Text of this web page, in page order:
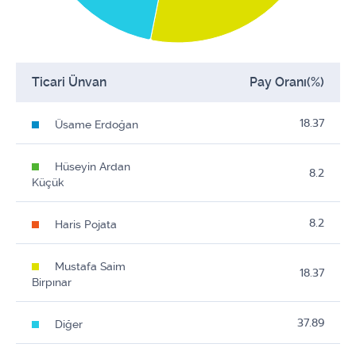
Ticari Ünvan Pay Oranı(%)
Üsame Erdoğan 18.37
Hüseyin Ardan
Küçük
8.2
Haris Pojata 8.2
Mustafa Saim
Birpınar
18.37
Diğer 37.89